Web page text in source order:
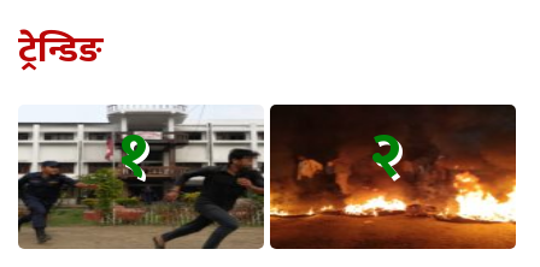
ट्रेन्डिङ
१ २